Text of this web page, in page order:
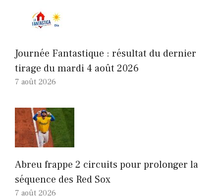
Journée Fantastique : résultat du dernier
tirage du mardi 4 août 2026
7 août 2026
Abreu frappe 2 circuits pour prolonger la
séquence des Red Sox
7 août 2026